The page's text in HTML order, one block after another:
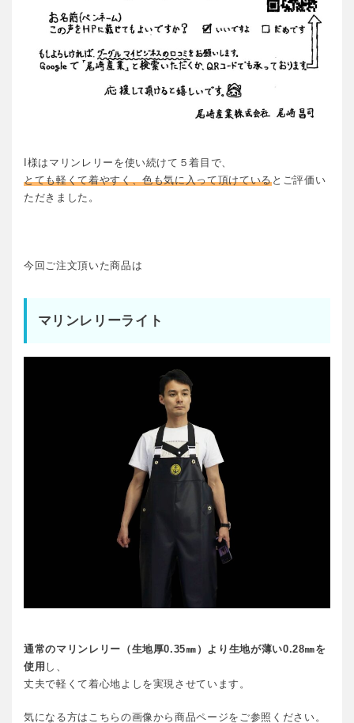
I様はマリンレリーを使い続けて５着目で、
とても軽くて着やすく、色も気に入って頂けているとご評価い
ただきました。
今回ご注文頂いた商品は
マリンレリーライト
通常のマリンレリー（生地厚0.35㎜）より生地が薄い0.28㎜を
使用 し、
丈夫で軽くて着心地よしを実現させています。
気になる方はこちらの画像から商品ページをご参照ください。